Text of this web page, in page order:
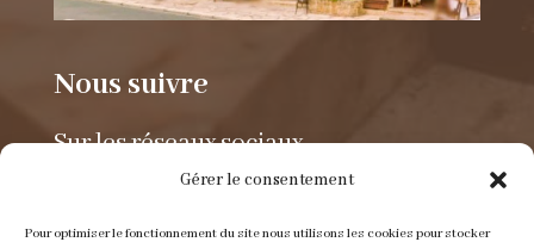
Gérer le consentement
Pour optimiser le fonctionnement du site nous utilisons les cookies pour stocker
Nous suivre
Sur les réseaux sociaux.